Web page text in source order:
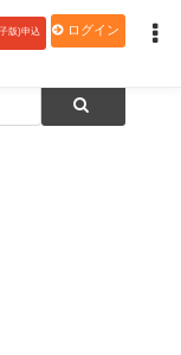
版)申込 ログイン